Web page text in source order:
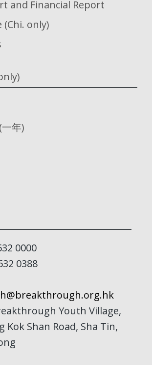
and Financial Report
(Chi. only)
年)
0000
0388
Youth Village,
Kok Shan Road, Sha Tin,